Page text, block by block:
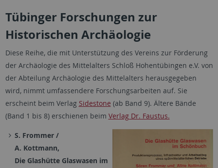
Tübinger Forschungen zur
Historischen Archäologie
Diese Reihe, die mit Unterstützung des Vereins zur Förderung
der Archäologie des Mittelalters Schloß Hohentübingen e.V. von
der Abteilung Archäologie des Mittelalters herausgegeben
wird, nimmt umfassendere Forschungsarbeiten auf. Sie
erscheint beim Verlag Sidestone (ab Band 9). Ältere Bände
(Band 1 bis 8) erschienen beim Verlag Dr. Faustus.
S. Frommer /
A. Kottmann,
Die Glashütte Glaswasen im